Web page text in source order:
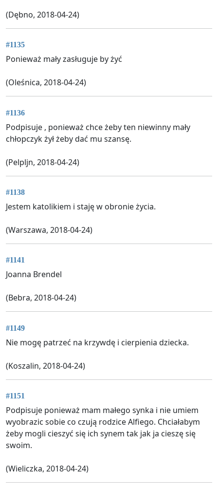
(Dębno, 2018-04-24)
#1135
Ponieważ mały zasługuje by żyć
(Oleśnica, 2018-04-24)
#1136
Podpisuje , ponieważ chce żeby ten niewinny mały
chłopczyk żył żeby dać mu szansę.
(Pelpljn, 2018-04-24)
#1138
Jestem katolikiem i staję w obronie życia.
(Warszawa, 2018-04-24)
#1141
Joanna Brendel
(Bebra, 2018-04-24)
#1149
Nie mogę patrzeć na krzywdę i cierpienia dziecka.
(Koszalin, 2018-04-24)
#1151
Podpisuje ponieważ mam małego synka i nie umiem
wyobrazic sobie co czują rodzice Alfiego. Chciałabym
żeby mogli cieszyć się ich synem tak jak ja cieszę się
swoim.
(Wieliczka, 2018-04-24)